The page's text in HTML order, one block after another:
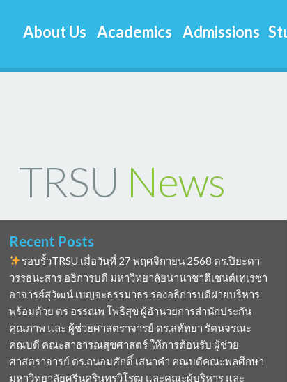
About Us Academics Admissions
TRSU News
Recent Posts
รอบรั้วTRSU เมื่อวันที่ 27 พฤศจิกายน 2568 ดร.ปิยะดา
วรรธนะสาร อธิการบดี มหาวิทยาลัยนานาชาติเซนต์เทเรซา
อาจารย์สุวัฒน์ เบญจะธรรมาธร รองอธิการบดีฝ่ายบริหาร
พร้อมด้วย ดร อรรณพ โพธิสุข ผู้อำนวยการสำนักประกัน
คุณภาพ และ ผู้ช่วยศาสตราจารย์ ดร.สหัทยา รัตนจรณะ
คณบดี คณะสาธารณสุขศาสตร์ ให้การต้อนรับ ผู้ช่วย
ศาสตราจารย์ ดร.ถนอมศักดิ์ เสนาคำ คณบดีคณะพลศึกษา
มหาวิทยาลัยศรีนครินทรวิโรฒ และคณะผู้บริหาร และ